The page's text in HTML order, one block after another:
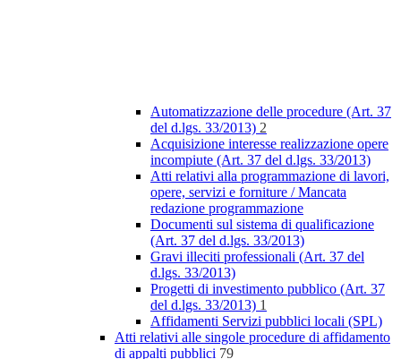
Automatizzazione delle procedure (Art. 37
del d.lgs. 33/2013) 2
Acquisizione interesse realizzazione opere
incompiute (Art. 37 del d.lgs. 33/2013)
Atti relativi alla programmazione di lavori,
opere, servizi e forniture / Mancata
redazione programmazione
Documenti sul sistema di qualificazione
(Art. 37 del d.lgs. 33/2013)
Gravi illeciti professionali (Art. 37 del
d.lgs. 33/2013)
Progetti di investimento pubblico (Art. 37
del d.lgs. 33/2013) 1
Affidamenti Servizi pubblici locali (SPL)
Atti relativi alle singole procedure di affidamento
di appalti pubblici 79